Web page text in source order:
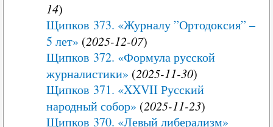
14)
Щипков 373. «Журналу ”Ортодоксия” –
5 лет» (2025-12-07)
Щипков 372. «Формула русской
журналистики» (2025-11-30)
Щипков 371. «XXVII Русский
народный собор» (2025-11-23)
Щипков 370. «Левый либерализм»